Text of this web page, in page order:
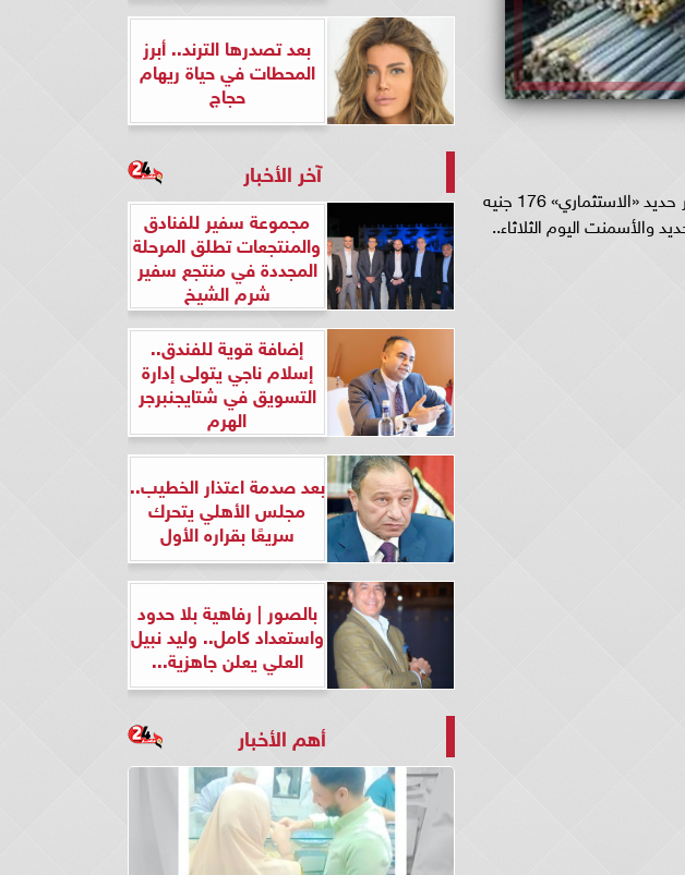
شهد سعر الحديد انخفاضاً ملحوظاً اليوم الثلاثاء 14-11-2023 في الأسواق، حيث انخفاض سعر حديد «الاستثماري» 176 جنيه
بعد تصدرها الترند.. أبرز
المحطات في حياة ريهام
حجاج
آخر الأخبار
مجموعة سفير للفنادق
والمنتجعات تطلق المرحلة
المجددة في منتجع سفير
شرم الشيخ
إضافة قوية للفندق..
إسلام ناجي يتولى إدارة
التسويق في شتايجنبرجر
الهرم
بعد صدمة اعتذار الخطيب..
مجلس الأهلي يتحرك
سريعًا بقراره الأول
بالصور | رفاهية بلا حدود
واستعداد كامل.. وليد نبيل
العلي يعلن جاهزية...
أهم الأخبار